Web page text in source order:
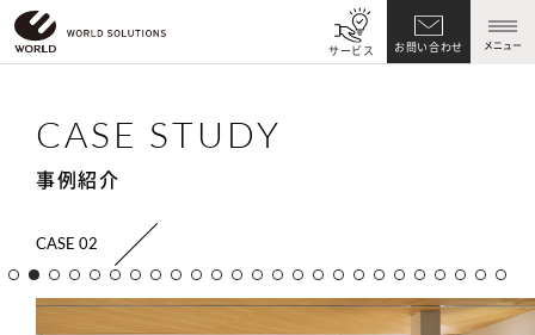
サービス お問い合わせ メニュー
CASE STUDY
事例紹介
CASE 02